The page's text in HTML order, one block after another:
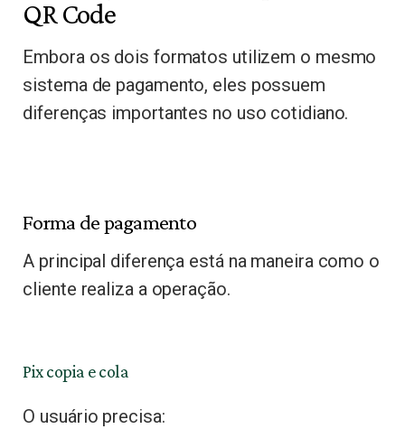
QR Code
Embora os dois formatos utilizem o mesmo
sistema de pagamento, eles possuem
diferenças importantes no uso cotidiano.
Forma de pagamento
A principal diferença está na maneira como o
cliente realiza a operação.
Pix copia e cola
O usuário precisa: